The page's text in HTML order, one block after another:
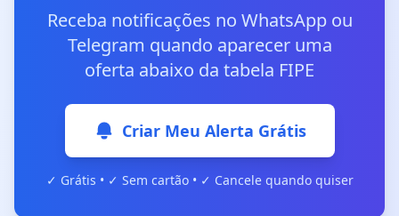
Receba notificações no WhatsApp ou
Telegram quando aparecer uma
oferta abaixo da tabela FIPE
Criar Meu Alerta Grátis
✓ Grátis • ✓ Sem cartão • ✓ Cancele quando quiser